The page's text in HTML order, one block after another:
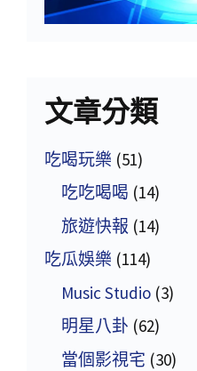
文章分類
吃喝玩樂 (51)
吃吃喝喝 (14)
旅遊快報 (14)
吃瓜娛樂 (114)
Music Studio (3)
明星八卦 (62)
當個影視宅 (30)